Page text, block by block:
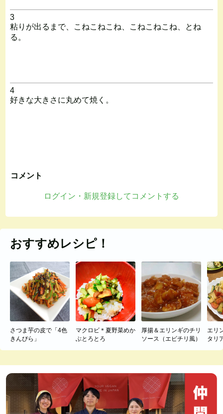
3
粘りが出るまで、こねこねこね、こねこねこね、とね
る。
4
好きな大きさに丸めて焼く。
コメント
ログイン・新規登録してコメントする
おすすめレシピ！
さつま芋の皮で「4色
きんぴら」
マクロビ＊夏野菜めか
ぶとろとろ
厚揚＆エリンギのチリ
ソース（エビチリ風）
エリ
タリ